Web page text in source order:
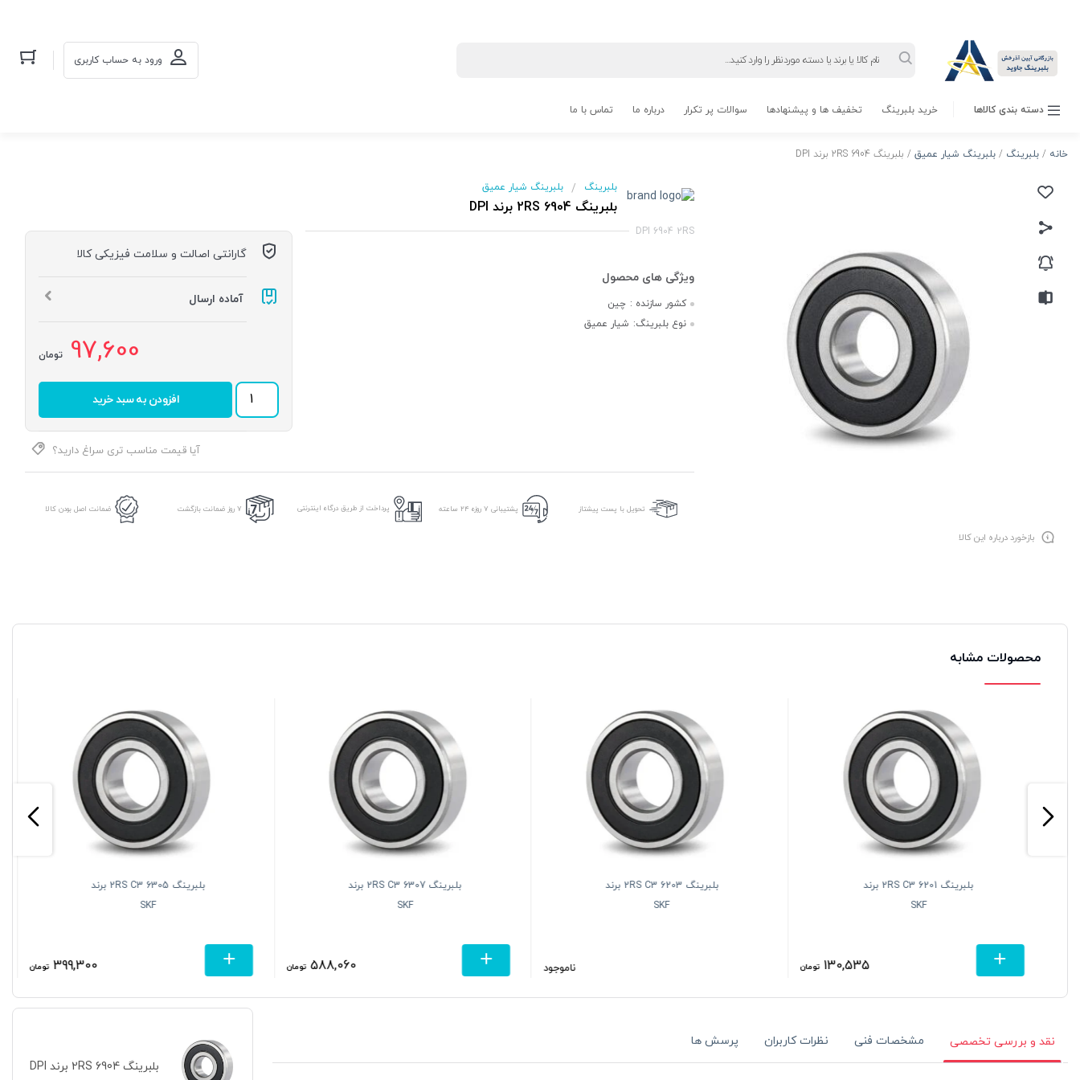
search ورود به حساب کاربری
دسته بندی کالاها خرید بلبرینگ تخفیف ها و پیشنهادها سوالات پر تکرار درباره ما تماس با ما
خانه / بلبرینگ / بلبرینگ شیار عمیق / بلبرینگ 6904 2RS برند DPI
بلبرینگ / بلبرینگ شیار عمیق
بلبرینگ 6904 2RS برند DPI
DPI 6904 2RS
کشور سازنده : چین
نوع بلبرینگ: شیار عمیق
گارانتی اصالت و سلامت فیزیکی کالا
آماده ارسال
97,600 تومان
بلبرینگ
2RS
برند
افزودن به سبد خرید
آیا قیمت مناسب تری سراغ دارید؟
تحویل با پست پیشتاز پشتیبانی ۷ روزه ۲۴ ساعته پرداخت از طریق درگاه اینترنتی 7 روز ضمانت بازگشت ضمانت اصل بودن کالا
بازخورد درباره این کالا
محصولات مشابه
بلبرینگ 6201 2RS C3 برند
SKF
130,535 تومان
بلبرینگ 6203 2RS C3 برند
SKF
ناموجود
بلبرینگ 6307 2RS C3 برند
SKF
588,060 تومان
بلبرینگ 6305 2RS C3 برند
SKF
399,300 تومان
بلبرینگ 6904 2RS برند DPI
نقد و بررسی تخصصی مشخصات فنی نظرات کاربران پرسش ها